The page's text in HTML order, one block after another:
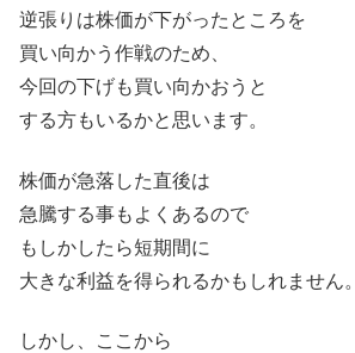
逆張りは株価が下がったところを
買い向かう作戦のため、
今回の下げも買い向かおうと
する方もいるかと思います。
株価が急落した直後は
急騰する事もよくあるので
もしかしたら短期間に
大きな利益を得られるかもしれません。
しかし、ここから